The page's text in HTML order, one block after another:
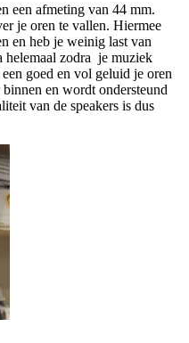
een afmeting van 44 mm.
je oren te vallen. Hiermee
en heb je weinig last van
zodra je muziek
goed en vol geluid je oren
en wordt ondersteund
van de speakers is dus